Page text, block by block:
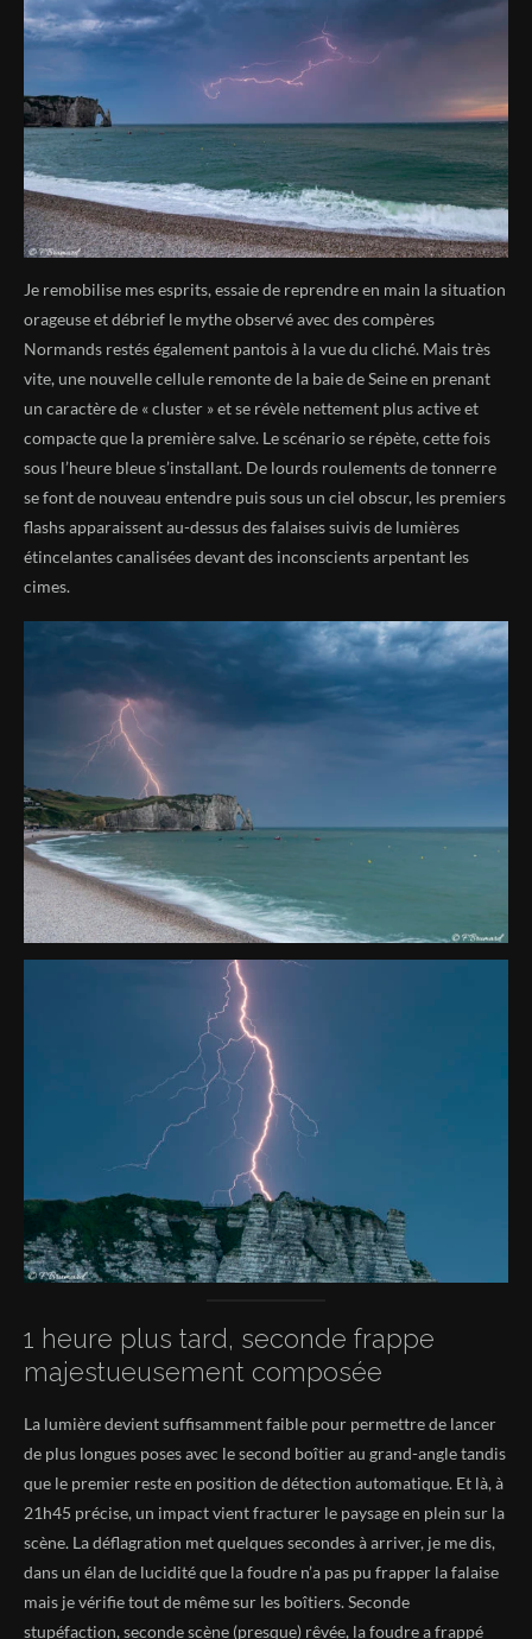
Je remobilise mes esprits, essaie de reprendre en main la situation
orageuse et débrief le mythe observé avec des compères
Normands restés également pantois à la vue du cliché. Mais très
vite, une nouvelle cellule remonte de la baie de Seine en prenant
un caractère de « cluster » et se révèle nettement plus active et
compacte que la première salve. Le scénario se répète, cette fois
sous l’heure bleue s’installant. De lourds roulements de tonnerre
se font de nouveau entendre puis sous un ciel obscur, les premiers
flashs apparaissent au-dessus des falaises suivis de lumières
étincelantes canalisées devant des inconscients arpentant les
cimes.
1 heure plus tard, seconde frappe
majestueusement composée
La lumière devient suffisamment faible pour permettre de lancer
de plus longues poses avec le second boîtier au grand-angle tandis
que le premier reste en position de détection automatique. Et là, à
21h45 précise, un impact vient fracturer le paysage en plein sur la
scène. La déflagration met quelques secondes à arriver, je me dis,
dans un élan de lucidité que la foudre n’a pas pu frapper la falaise
mais je vérifie tout de même sur les boîtiers. Seconde
stupéfaction, seconde scène (presque) rêvée, la foudre a frappé